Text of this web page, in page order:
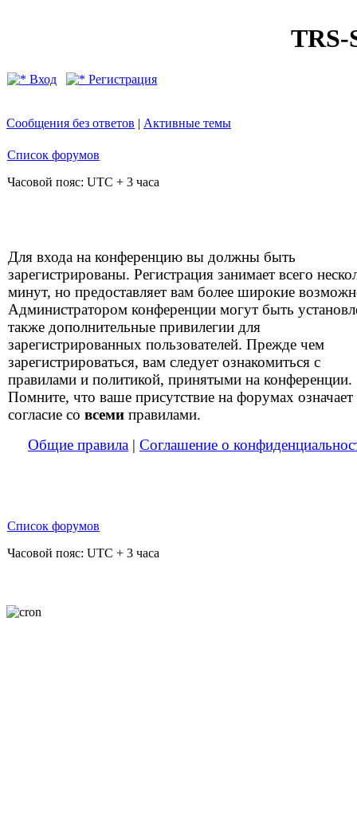
TRS-
Вход Регистрация
Сообщения без ответов | Активные темы
Список форумов
Часовой пояс: UTC + 3 часа
Для входа на конференцию вы должны быть
зарегистрированы. Регистрация занимает всего
минут, но предоставляет вам более широкие
Администратором конференции могут быть
также дополнительные привилегии для
зарегистрированных пользователей. Прежде чем
зарегистрироваться, вам следует ознакомиться с
правилами и политикой, принятыми на конференции.
Помните, что ваше присутствие на форумах означает
согласие со всеми правилами.
Общие правила | Соглашение о
Список форумов
Часовой пояс: UTC + 3 часа